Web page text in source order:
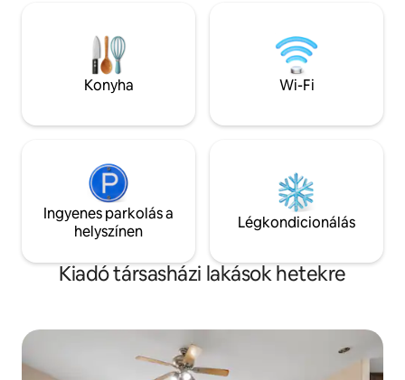
és a nagyobb egészségügyi központok
közelében. Néhány lépésre a Zupans
piactól és a Willamette River parkjaitól.
Ideális azoknak az utazóknak, akik
négyzetméteres
Portland külső
háztömbnyire a
Parktól és 30
Konyha Wi-Fi
Ingyenes parkolás a
helyszínen
Légkondicionálás
Kiadó társasházi lakások hetekre